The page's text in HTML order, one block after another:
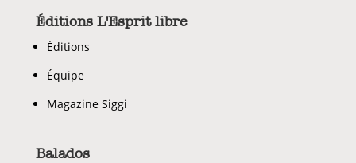
Éditions L'Esprit libre
Éditions
Équipe
Magazine Siggi
Balados